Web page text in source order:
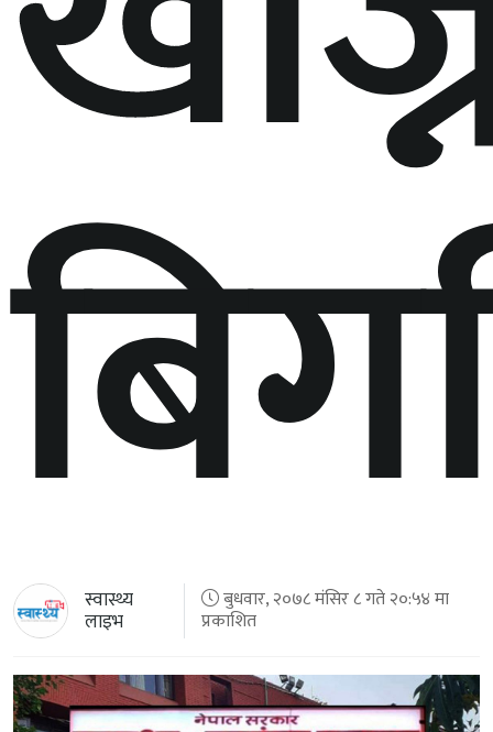
स्वास्थ्य
लाइभ
बुधवार, २०७८ मंसिर ८ गते २०:५४ मा
प्रकाशित